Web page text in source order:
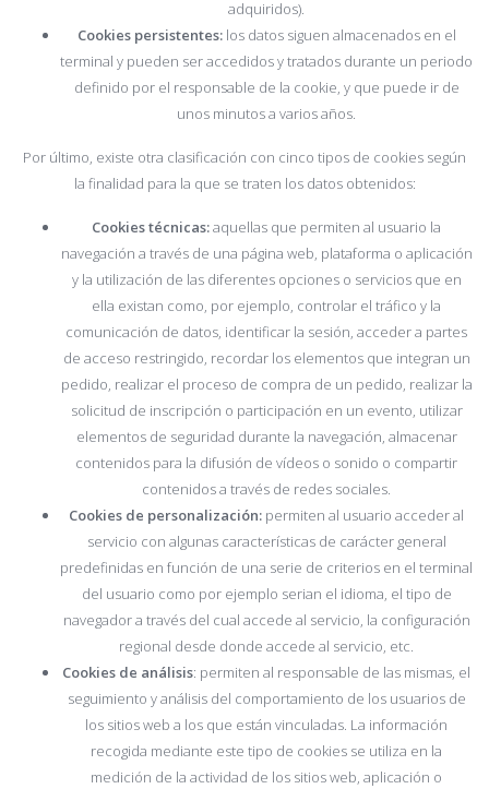
adquiridos).
Cookies persistentes:los datos siguen almacenados en el
terminal y pueden ser accedidos y tratados durante un periodo
definido por el responsable de la cookie, y que puede ir de
unos minutos a varios años.
Por último, existe otra clasificación con cinco tipos de cookies según
la finalidad para la que se traten los datos obtenidos:
Cookies técnicas:aquellas que permiten al usuario la
navegación a través de una página web, plataforma o aplicación
y la utilización de las diferentes opciones o servicios que en
ella existan como, por ejemplo, controlar el tráfico y la
comunicación de datos, identificar la sesión, acceder a partes
de acceso restringido, recordar los elementos que integran un
pedido, realizar el proceso de compra de un pedido, realizar la
solicitud de inscripción o participación en un evento, utilizar
elementos de seguridad durante la navegación, almacenar
contenidos para la difusión de vídeos o sonido o compartir
contenidos a través de redes sociales.
Cookies de personalización: permiten al usuario acceder al
servicio con algunas características de carácter general
predefinidas en función de una serie de criterios en el terminal
del usuario como por ejemplo serian el idioma, el tipo de
navegador a través del cual accede al servicio, la configuración
regional desde donde accede al servicio, etc.
Cookies de análisis: permiten al responsable de las mismas, el
seguimiento y análisis del comportamiento de los usuarios de
los sitios web a los que están vinculadas. La información
recogida mediante este tipo de cookies se utiliza en la
medición de la actividad de los sitios web, aplicación o